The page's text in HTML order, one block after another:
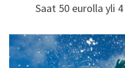
Saat 50 eurolla yli